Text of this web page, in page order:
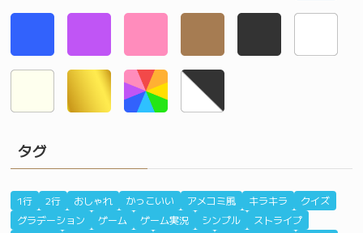
タグ
1行 2行 おしゃれ かっこいい アメコミ風 キラキラ
クイズ
グラデーション
ゲーム ゲーム実況 シンプル
ストライプ